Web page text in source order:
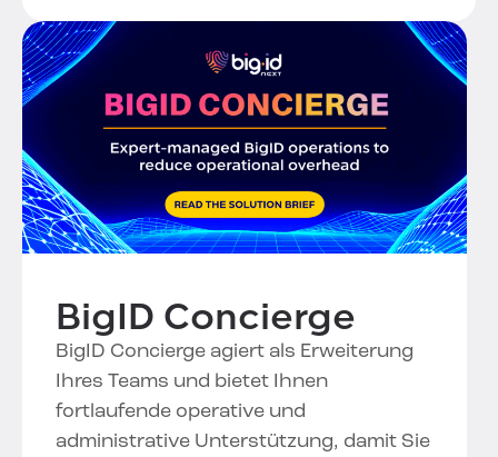
BigID Concierge
BigID Concierge agiert als Erweiterung
Ihres Teams und bietet Ihnen
fortlaufende operative und
administrative Unterstützung, damit Sie